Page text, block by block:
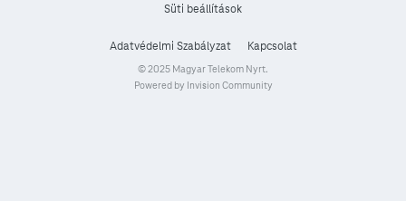
Süti beállítások
Adatvédelmi Szabályzat Kapcsolat
© 2025 Magyar Telekom Nyrt.
Powered by Invision Community